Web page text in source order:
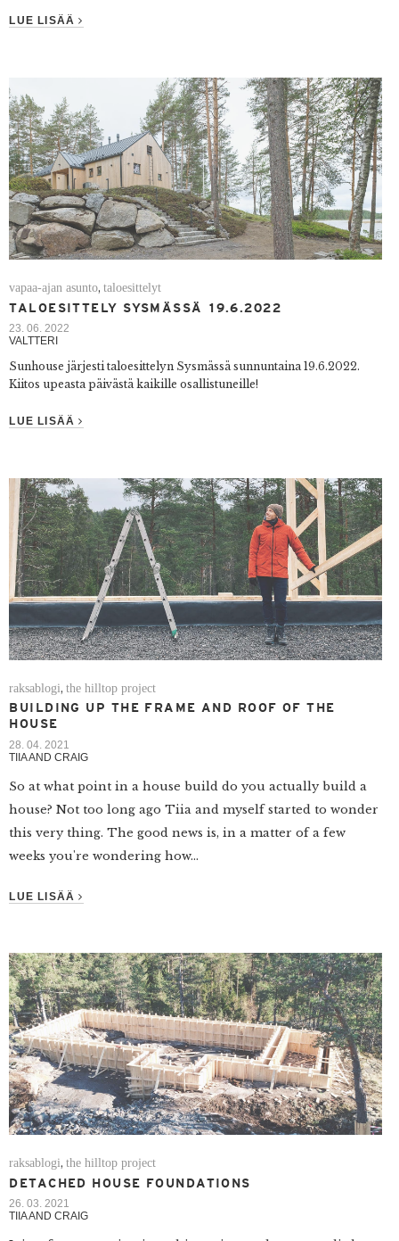
LUE LISÄÄ
vapaa-ajan asunto,taloesittelyt
TALOESITTELY SYSMÄSSÄ 19.6.2022
23. 06. 2022
VALTTERI
Sunhouse järjesti taloesittelyn Sysmässä sunnuntaina 19.6.2022.
Kiitos upeasta päivästä kaikille osallistuneille!
LUE LISÄÄ
raksablogi,the hilltop project
BUILDING UP THE FRAME AND ROOF OF THE
HOUSE
28. 04. 2021
TIIA AND CRAIG
So at what point in a house build do you actually build a
house? Not too long ago Tiia and myself started to wonder
this very thing. The good news is, in a matter of a few
weeks you're wondering how...
LUE LISÄÄ
raksablogi,the hilltop project
DETACHED HOUSE FOUNDATIONS
26. 03. 2021
TIIA AND CRAIG